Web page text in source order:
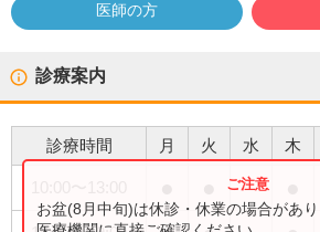
医師の方
診療案内
診療時間 月 火 水 木
お盆(8月中旬)は休診・休業の場合があ